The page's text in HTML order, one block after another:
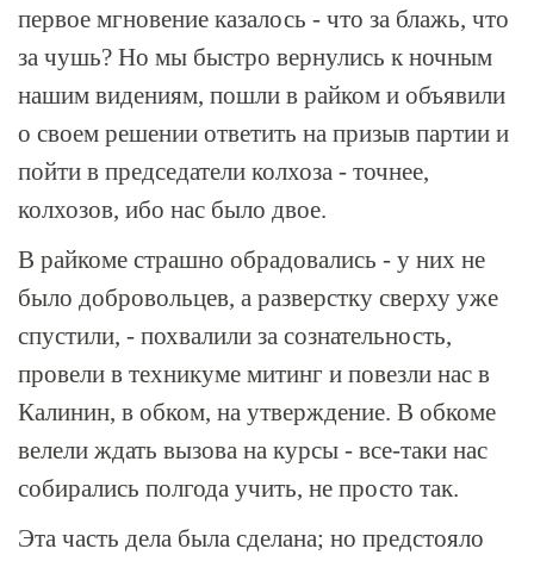
первое мгновение казалось - что за блажь, что
за чушь? Но мы быстро вернулись к ночным
нашим видениям, пошли в райком и объявили
о своем решении ответить на призыв партии и
пойти в председатели колхоза - точнее,
колхозов, ибо нас было двое.
В райкоме страшно обрадовались - у них не
было добровольцев, а разверстку сверху уже
спустили, - похвалили за сознательность,
провели в техникуме митинг и повезли нас в
Калинин, в обком, на утверждение. В обкоме
велели ждать вызова на курсы - все-таки нас
собирались полгода учить, не просто так.
Эта часть дела была сделана; но предстояло